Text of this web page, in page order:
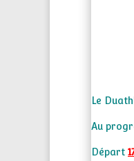
Le
Au
Départ